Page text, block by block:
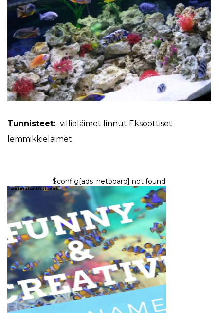
Tunnisteet: villieläimet linnut Eksoottiset
lemmikkieläimet
$config[ads_netboard] not found
KALAT JA AKVAARIOT
300+ hauska ja fiksu kalan nimi